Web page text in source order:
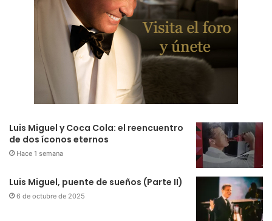
Luis Miguel y Coca Cola: el reencuentro
de dos íconos eternos
Hace 1 semana
Luis Miguel, puente de sueños (Parte II)
6 de octubre de 2025